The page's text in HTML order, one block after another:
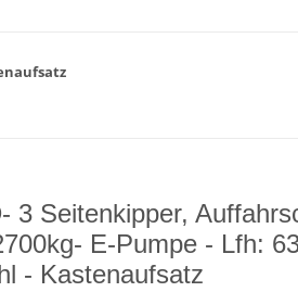
3 Seitenkipper,
E-Pumpe - Lfh:
- Kastenaufsatz